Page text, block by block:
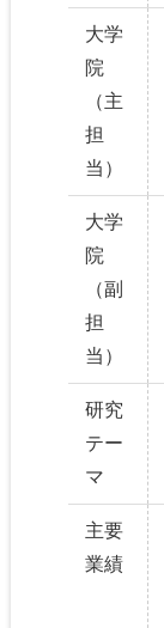
大学
院
（主
担
当）
大学
院
（副
担
当）
研究
テー
マ
主要
業績